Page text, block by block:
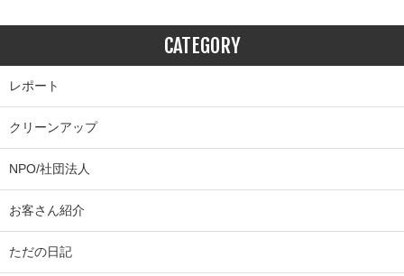
CATEGORY
レポート
クリーンアップ
NPO/社団法人
お客さん紹介
ただの日記